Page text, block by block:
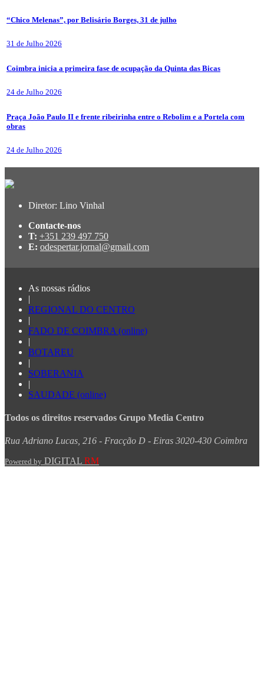
“Chico Melenas”, por Belisário Borges, 31 de julho
31 de Julho 2026
Coimbra inicia a primeira fase de ocupação da Quinta das Bicas
24 de Julho 2026
Praça João Paulo II e frente ribeirinha entre o Rebolim e a Portela com
obras
24 de Julho 2026
Diretor: Lino Vinhal
Contacte-nos
T: +351 239 497 750
E: odespertar.jornal@gmail.com
As nossas rádios
|
REGIONAL DO CENTRO
|
FADO DE COIMBRA (online)
|
BOTAREU
|
SOBERANIA
|
SAUDADE (online)
Todos os direitos reservados Grupo Media Centro
Rua Adriano Lucas, 216 - Fracção D - Eiras 3020-430 Coimbra
Powered by DIGITAL RM